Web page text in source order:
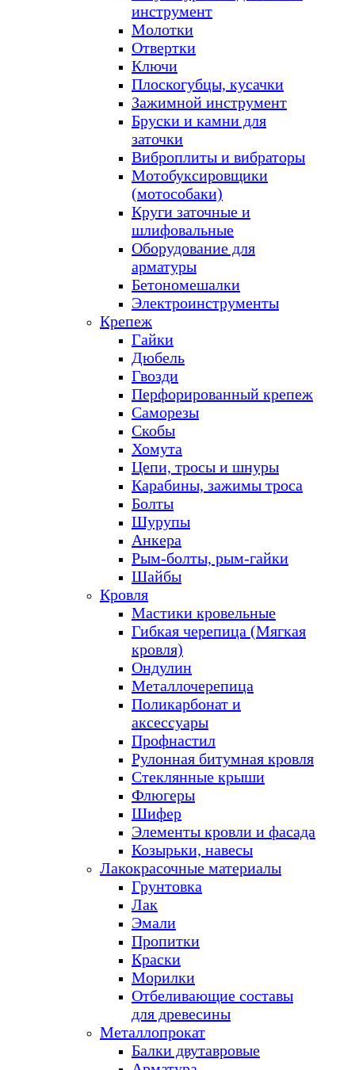
инструмент
Молотки
Отвертки
Ключи
Плоскогубцы, кусачки
Зажимной инструмент
Бруски и камни для
заточки
Виброплиты и вибраторы
Мотобуксировщики
(мотособаки)
Круги заточные и
шлифовальные
Оборудование для
арматуры
Бетономешалки
Электроинструменты
Крепеж
Гайки
Дюбель
Гвозди
Перфорированный крепеж
Саморезы
Скобы
Хомута
Цепи, тросы и шнуры
Карабины, зажимы троса
Болты
Шурупы
Анкера
Рым-болты, рым-гайки
Шайбы
Кровля
Мастики кровельные
Гибкая черепица (Мягкая
кровля)
Ондулин
Металлочерепица
Поликарбонат и
аксессуары
Профнастил
Рулонная битумная кровля
Стеклянные крыши
Флюгеры
Шифер
Элементы кровли и фасада
Козырьки, навесы
Лакокрасочные материалы
Грунтовка
Лак
Эмали
Пропитки
Краски
Морилки
Отбеливающие составы
для древесины
Металлопрокат
Балки двутавровые